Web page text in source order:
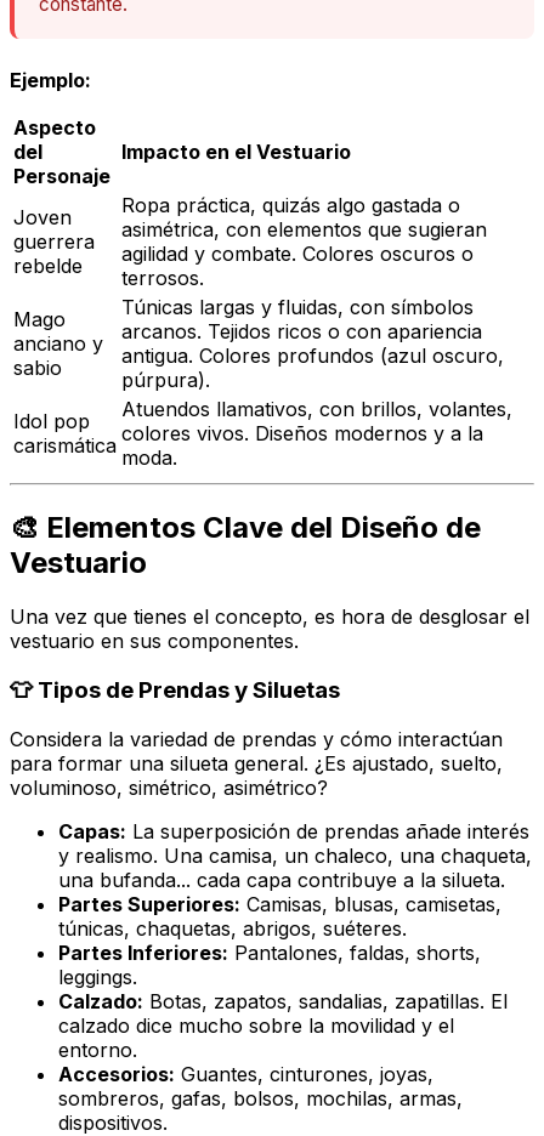
constante.
Ejemplo:
Aspecto
del
Personaje
Impacto en el Vestuario
Joven
guerrera
rebelde
Ropa práctica, quizás algo gastada o
asimétrica, con elementos que sugieran
agilidad y combate. Colores oscuros o
terrosos.
Mago
anciano y
sabio
Túnicas largas y fluidas, con símbolos
arcanos. Tejidos ricos o con apariencia
antigua. Colores profundos (azul oscuro,
púrpura).
Idol pop
carismática
Atuendos llamativos, con brillos, volantes,
colores vivos. Diseños modernos y a la
moda.
🎨 Elementos Clave del Diseño de
Vestuario
Una vez que tienes el concepto, es hora de desglosar el
vestuario en sus componentes.
👕 Tipos de Prendas y Siluetas
Considera la variedad de prendas y cómo interactúan
para formar una silueta general. ¿Es ajustado, suelto,
voluminoso, simétrico, asimétrico?
Capas: La superposición de prendas añade interés
y realismo. Una camisa, un chaleco, una chaqueta,
una bufanda... cada capa contribuye a la silueta.
Partes Superiores: Camisas, blusas, camisetas,
túnicas, chaquetas, abrigos, suéteres.
Partes Inferiores: Pantalones, faldas, shorts,
leggings.
Calzado: Botas, zapatos, sandalias, zapatillas. El
calzado dice mucho sobre la movilidad y el
entorno.
Accesorios: Guantes, cinturones, joyas,
sombreros, gafas, bolsos, mochilas, armas,
dispositivos.